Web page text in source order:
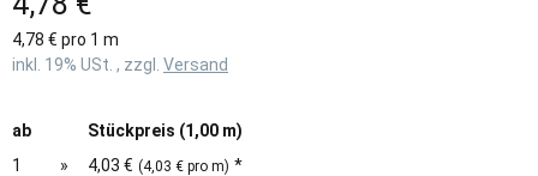
4,78 € pro 1 m
inkl. 19% USt. , zzgl. Versand
ab
Stückpreis (1,00 m)
1
» 4,03 € (4,03 € pro m) *